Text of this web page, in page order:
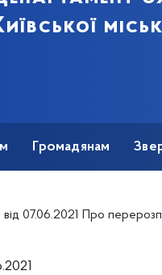
Громадянам
лікувального харчування для хворих на фенілкетонурію, закуплених за кошти бюджету м.Києва